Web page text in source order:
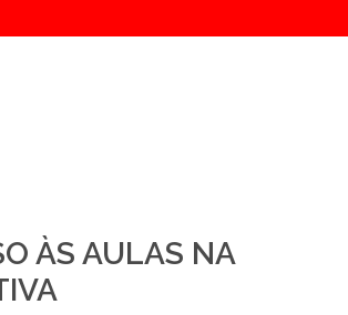
noticias/details.php
ÀS AULAS NA